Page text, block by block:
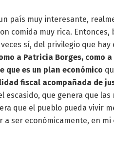
país muy interesante,
comida muy rica. Entonces,
sí, del privilegio que hay
a Patricia Borges, como a
que es un plan económico
fiscal acompañada de
escasido, que genera que las
que el pueblo pueda vivir
a ser económicamente, en mi